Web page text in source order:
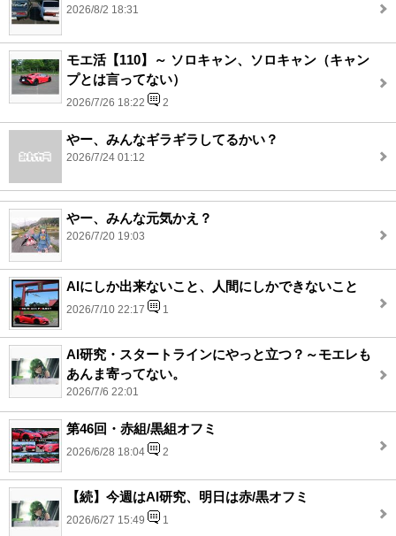
2026/8/2 18:31
モエ活【110】～ ソロキャン、ソロキャン（キャン
プとは言ってない）
2026/7/26 18:22 2
やー、みんなギラギラしてるかい？
2026/7/24 01:12
やー、みんな元気かえ？
2026/7/20 19:03
AIにしか出来ないこと、人間にしかできないこと
2026/7/10 22:17 1
AI研究・スタートラインにやっと立つ？～モエレも
あんま寄ってない。
2026/7/6 22:01
第46回・赤組/黒組オフミ
2026/6/28 18:04 2
【続】今週はAI研究、明日は赤/黒オフミ
2026/6/27 15:49 1